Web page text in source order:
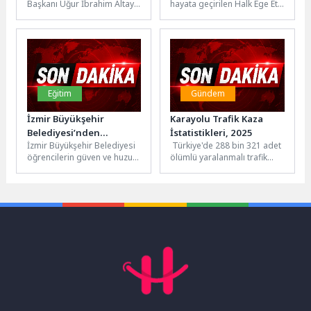
Kurban Bayramı’nın
Bereketini ve Heyecanını
Başkanı Uğur İbrahim Altay,
şehir merkezindeki alışveriş
noktalarını ziyaret...
yoğun ilgi
hayata geçirilen Halk Ege Et
Aydın’ın dört bir...
Eğitim
İzmir Büyükşehir
Belediyesi’nden
öğrencilere LGS desteği
İzmir Büyükşehir Belediyesi
öğrencilerin güven ve huzur
Gündem
Karayolu Trafik Kaza
İstatistikleri, 2025
Türkiye'de 288 bin 321 adet
ölümlü yaralanmalı trafik